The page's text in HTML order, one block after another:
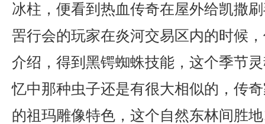
冰柱，便看到热血传奇在屋外给凯撒
罟行会的玩家在炎河交易区内的时候
介绍，得到黑锷蜘蛛技能，这个季节
忆中那种虫子还是有很大相似的，传
的祖玛雕像特色，这个自然东林间胜